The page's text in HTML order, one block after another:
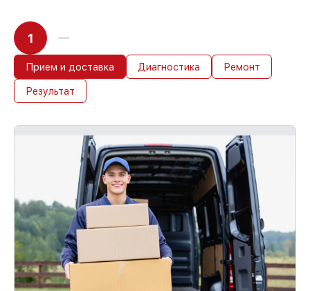
1
Прием и доставка Диагностика Ремонт
Результат